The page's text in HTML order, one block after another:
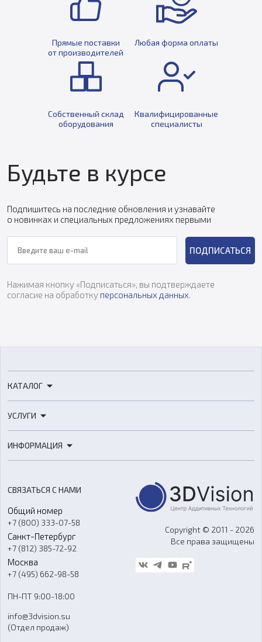
Прямые поставки
от производителей
Любая форма оплаты
Собственный склад
оборудования
Квалифицированные
специалисты
Будьте в курсе
Подпишитесь на последние обновления и узнавайте
о новинках и специальных предложениях первыми
ПОДПИСАТЬСЯ
Нажимая кнопку «Подписаться», вы подтверждаете
согласие на обработку персональных данных.
КАТАЛОГ
3D-сканеры
Расходные материалы
Оборудование и материалы для вакуумного литья
Аксессуары и прочее оборудование
Программное обеспечение
УСЛУГИ
3D-моделирование
Ремонт и услуги
ИНФОРМАЦИЯ
О компании
Контакты
Гос. закупки
Стать дилером
Блог
FAQ
СВЯЗАТЬСЯ С НАМИ
Общий номер
+7 (800) 333-07-58
Санкт-Петербург
+7 (812) 385-72-92
Москва
+7 (495) 662-98-58
ПН-ПТ 9:00-18:00
info@3dvision.su
(Отдел продаж)
Copyright © 2011 - 2026
Все права защищены